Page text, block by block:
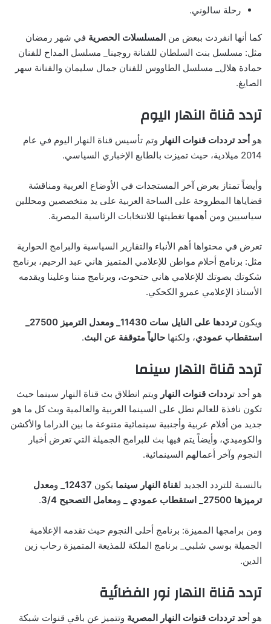
رحلة سالوني.
كما أنها انفردت ببعض من المسلسلات الحصرية في شهر رمضان
مثل: مسلسل بنت السلطان للفنانة روجينا_ مسلسل المداح للفنان
حمادة هلال_ مسلسل الطاووس للفنان جمال سليمان والفنانة سهر
الصايغ.
تردد قناة النهار اليوم
هو أحد ترددات قنوات النهار وتم تأسيس قناة النهار اليوم في عام
2014 ميلادية، حيث تميزت بالطابع الإخباري السياسي.
وأيضاً تمتاز بعرض آخر المستجدات في الأوضاع العربية ومناقشة
قضاياها المطروحة على الساحة العربية على يد متخصصين ومحللين
سياسيين ومن أهمها تغطيتها للانتخابات الرئاسية المصرية.
تعرض في محتواها أهم الأنباء والتقارير السياسية والبرامج الحوارية
مثل: برنامج أحلام مواطن للإعلامي المتميز هاني عبد الرحيم، برنامج
شكوتك بصوتك للإعلامي هاني حتحوت، وبرنامج مننا وعلينا ويقدمه
الأستاذ الإعلامي عمرو الكحكي.
ويكون ترددها على النايل سات
استقطاب عمودي، ولكنها حالياً متوقفة عن البث.
تردد قناة النهار سينما
هو أحد ترددات قنوات النهار ويتم انطلاق بث قناة النهار سينما حيث
تكون نافذة للعالم تطل على السينما العربية والعالمية وبث كل ما هو
جديد من أفلام عربية وأجنبية سينمائية متنوعة ما بين الدراما والأكشن
والكوميدي، وأيضاً يتم فيها بث للبرامج الجميلة التي تعرض أخبار
النجوم وآخر أعمالهم السينمائية.
بالنسبة للتردد الجديد لقناة النهار سينما يكون 12437_ ومعدل
ترميزها 27500
استقطاب عمودي _ ومعامل التصحيح 3/4 .
ومن برامجها المميزة: برنامج أحلى النجوم حيث تقدمه الإعلامية
الجميلة بوسي شلبي_ برنامج الملكة للمذيعة المتميزة رحاب زين
الدين.
تردد قناة النهار نور الفضائية
هو أحد ترددات قنوات النهار المصرية وتتميز عن باقي قنوات شبكة